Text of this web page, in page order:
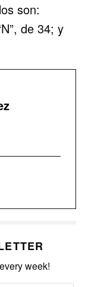
son:
de 34; y
week!